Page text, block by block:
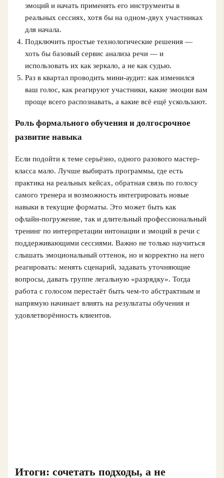
эмоций и начать применять его инструменты в
реальных сессиях, хотя бы на одном-двух участниках
для начала.
Подключить простые технологические решения —
хоть бы базовый сервис анализа речи — и
использовать их как зеркало, а не как судью.
Раз в квартал проводить мини-аудит: как изменился
ваш голос, как реагируют участники, какие эмоции вам
проще всего распознавать, а какие всё ещё ускользают.
Роль формального обучения и долгосрочное
развитие навыка
Если подойти к теме серьёзно, одного разового мастер-
класса мало. Лучше выбирать программы, где есть
практика на реальных кейсах, обратная связь по голосу
самого тренера и возможность интегрировать новые
навыки в текущие форматы. Это может быть как
офлайн‑погружение, так и длительный профессиональный
тренинг по интерпретации интонации и эмоций в речи с
поддерживающими сессиями. Важно не только научиться
слышать эмоциональный оттенок, но и корректно на него
реагировать: менять сценарий, задавать уточняющие
вопросы, давать группе легальную «разрядку». Тогда
работа с голосом перестаёт быть чем-то абстрактным и
напрямую начинает влиять на результаты обучения и
удовлетворённость клиентов.
Итоги: сочетать подходы, а не